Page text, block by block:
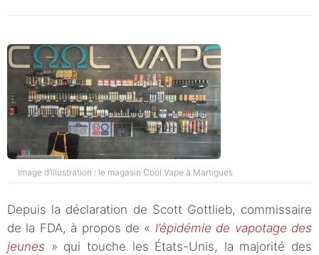
Image d’illustration : le magasin Cool Vape à Martigues
Depuis la déclaration de Scott Gottlieb, commissaire
de la FDA, à propos de « l’épidémie de vapotage des
jeunes » qui touche les États-Unis, la majorité des